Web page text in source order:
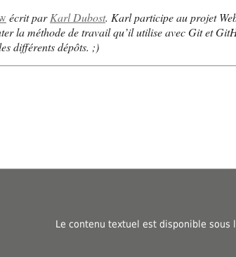
écrit parKarl Dubost. Karl participe au projet
la méthode de travail qu’il utilise avec Git et
différents dépôts. ;)
Le contenu textuel est disponible sous